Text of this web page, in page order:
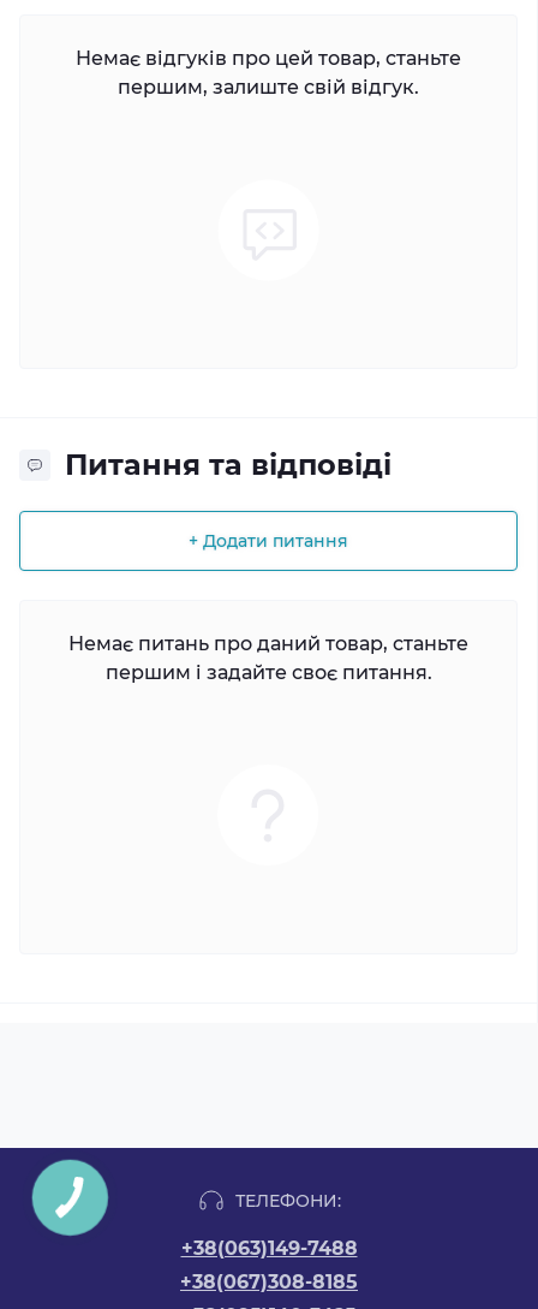
Немає відгуків про цей товар, станьте
першим, залиште свій відгук.
Питання та відповіді
+ Додати питання
Немає питань про даний товар, станьте
першим і задайте своє питання.
ТЕЛЕФОНИ:
+38(063)149-7488
+38(067)308-8185